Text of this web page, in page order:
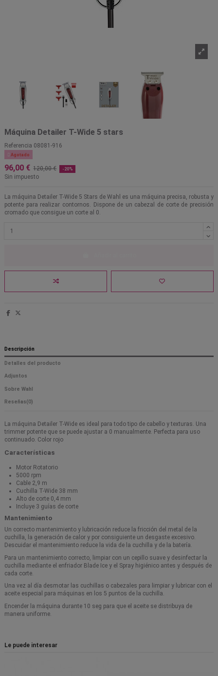
Máquina Detailer T-Wide 5 stars
Referencia 08081-916
 Agotado
96,00 € 120,00 € -20%
Sin impuesto
La máquina Detailer T-Wide 5 Stars de Wahl es una máquina precisa, robusta y
potente para realizar contornos. Dispone de un cabezal de corte de precisión
cromado que consigue un corte al 0.
Descripción
Detalles del producto
Adjuntos
Sobre Wahl
Reseñas(0)
La máquina Detailer T-Wide es ideal para todo tipo de cabello y texturas. Una
trimmer potente que se puede ajustar a 0 manualmente. Perfecta para uso
continuado. Color rojo
Características
Motor Rotatorio
5000 rpm
Cable 2,9 m
Cuchilla T-Wide 38 mm
Alto de corte 0,4 mm
Incluye 3 guías de corte
Mantenimiento
Un correcto mantenimiento y lubricación reduce la fricción del metal de la
cuchilla, la generación de calor y por consiguiente un desgaste excesivo.
Descuidar el mantenimiento reduce la vida de la cuchilla y de la batería.
Para un mantenimiento correcto, limpiar con un cepillo suave y desinfectar la
cuchilla mediante el enfriador Blade Ice y el Spray higiénico antes y después de
cada corte.
Una vez al día desmotar las cuchillas o cabezales para limpiar y lubricar con el
aceite especial para máquinas en los 5 puntos de la cuchilla.
Encender la máquina durante 10 seg para que el aceite se distribuya de
manera uniforme.
Le puede interesar